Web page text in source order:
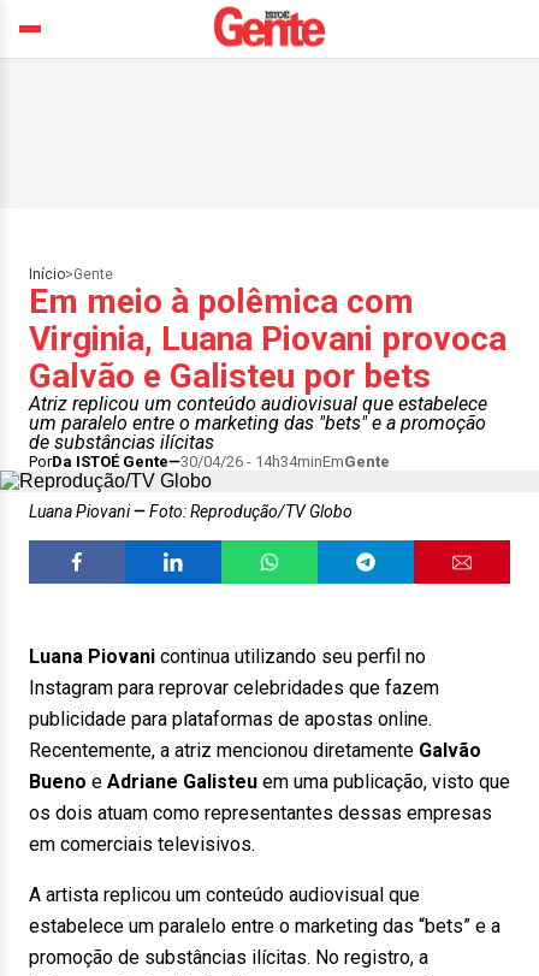
Início>Gente
Em meio à polêmica com
Virginia, Luana Piovani provoca
Galvão e Galisteu por bets
Atriz replicou um conteúdo audiovisual que estabelece
um paralelo entre o marketing das "bets" e a promoção
de substâncias ilícitas
PorDa ISTOÉ Gente 30/04/26 - 14h34minEmGente
Luana Piovani Foto: Reprodução/TV Globo
Luana Piovani continua utilizando seu perfil no
Instagram para reprovar celebridades que fazem
publicidade para plataformas de apostas online.
Recentemente, a atriz mencionou diretamente Galvão
Bueno e Adriane Galisteu em uma publicação, visto que
os dois atuam como representantes dessas empresas
em comerciais televisivos.
A artista replicou um conteúdo audiovisual que
estabelece um paralelo entre o marketing das “bets” e a
promoção de substâncias ilícitas. No registro, a